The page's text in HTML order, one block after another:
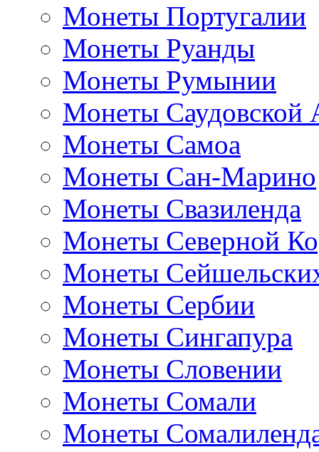
Монеты Португалии
Монеты Руанды
Монеты Румынии
Монеты Саудовской
Монеты Самоа
Монеты Сан-Марино
Монеты Свазиленда
Монеты Северной
Монеты
Монеты Сербии
Монеты Сингапура
Монеты Словении
Монеты Сомали
Монеты